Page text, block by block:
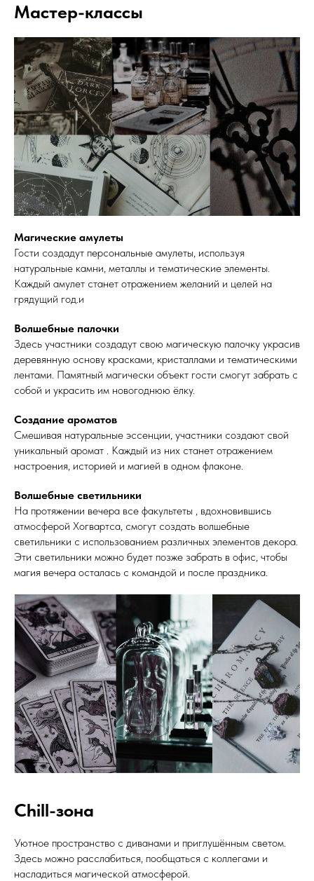
Мастер-классы
Магические амулеты
Гости создадут персональные амулеты, используя
натуральные камни, металлы и тематические элементы.
Каждый амулет станет отражением желаний и целей на
грядущий год.и
Волшебные палочки
Здесь участники создадут свою магическую палочку украсив
деревянную основу красками, кристаллами и тематическими
лентами. Памятный магически объект гости смогут забрать с
собой и украсить им новогоднюю ёлку.
Создание ароматов
Смешивая натуральные эссенции, участники создают свой
уникальный аромат . Каждый из них станет отражением
настроения, историей и магией в одном флаконе.
Волшебные светильники
На протяжении вечера все факультеты , вдохновившись
атмосферой Хогвартса, смогут создать волшебные
светильники с использованием различных элементов декора.
Эти светильники можно будет позже забрать в офис, чтобы
магия вечера осталась с командой и после праздника.
Chill-зона
Уютное пространство с диванами и приглушённым светом.
Здесь можно расслабиться, пообщаться с коллегами и
насладиться магической атмосферой.